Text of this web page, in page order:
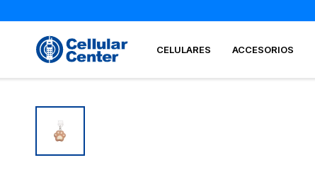
CELULARES ACCESORIOS